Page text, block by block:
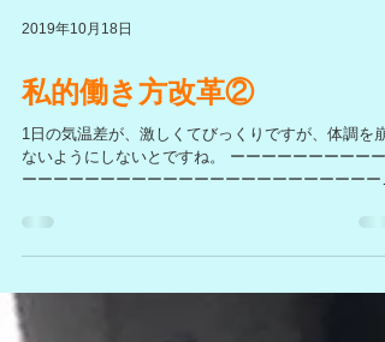
2019年10月18日
私的働き方改革②
1日の気温差が、激しくてびっくりですが、体調を崩
ないようにしないとですね。 ーーーーーーーーーー
ーーーーーーーーーーーーーーーーーーーーーーー
続きです。 「ワーク・ライフ・バランス（仕事と生